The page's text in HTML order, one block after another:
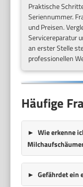
Praktische
Seriennummer.
und Preisen.
Servicereparatur
an erster Stelle
professionellen
Häufige
Wie erkenne
Gefährdet ein